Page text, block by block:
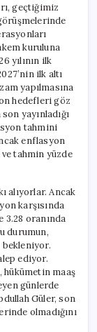
geçtiğimiz
kuruluna
yılının ilk
ilk altı
yapılmasına
hedefleri göz
yayınladığı
tahmini
enflasyon
tahmin yüzde
alıyorlar. Ancak
karşısında
3.28 oranında
durumun,
bekleniyor.
ediyor.
hükümetin maaş
günlerde
Güler, son
olmadığını